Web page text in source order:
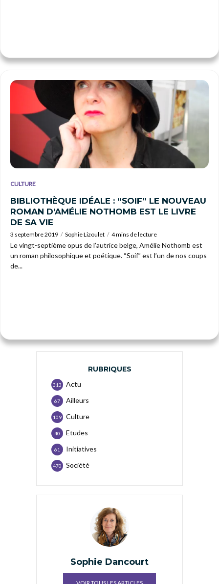
CULTURE
BIBLIOTHÈQUE IDÉALE : “SOIF” LE NOUVEAU
ROMAN D’AMÉLIE NOTHOMB EST LE LIVRE
DE SA VIE
3 septembre 2019 Sophie Lizoulet 4 mins de lecture
Le vingt-septième opus de l’autrice belge, Amélie Nothomb est
un roman philosophique et poétique. “Soif” est l’un de nos coups
de...
RUBRIQUES
Actu
313
Ailleurs
67
Culture
109
Etudes
40
Initiatives
61
Société
470
Sophie Dancourt